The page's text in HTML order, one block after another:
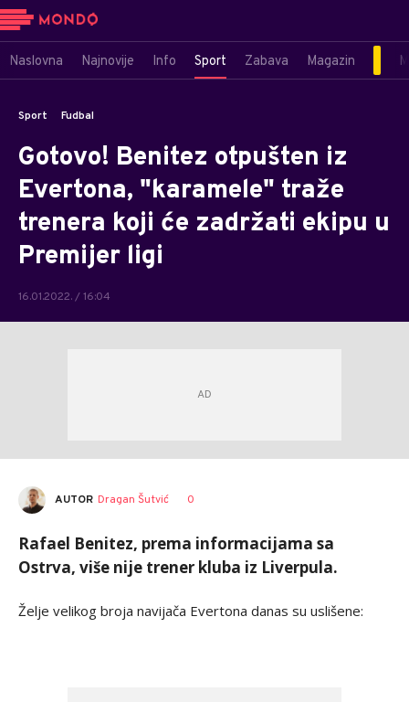
Naslovna Najnovije Info Sport Zabava Magazin
Sport Fudbal
Gotovo! Benitez otpušten iz
Evertona, "karamele" traže
trenera koji će zadržati ekipu u
Premijer ligi
16.01.2022. / 16:04
AUTOR Dragan Šutvić 0
Rafael Benitez, prema informacijama sa
Ostrva, više nije trener kluba iz Liverpula.
Želje velikog broja navijača Evertona danas su uslišene: